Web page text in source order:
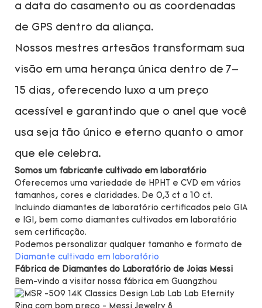
a data do casamento ou as coordenadas
de GPS dentro da aliança.
Nossos mestres artesãos transformam sua
visão em uma herança única dentro de 7–
15 dias, oferecendo luxo a um preço
acessível e garantindo que o anel que você
usa seja tão único e eterno quanto o amor
que ele celebra.
Somos um fabricante cultivado em laboratório
Oferecemos uma variedade de HPHT e CVD em vários
tamanhos, cores e claridades. De 0,3 ct a 10 ct.
Incluindo diamantes de laboratório certificados pelo GIA
e IGI, bem como diamantes cultivados em laboratório
sem certificação.
Podemos personalizar qualquer tamanho e formato de
Diamante cultivado em laboratório
Fábrica de Diamantes do Laboratório de Joias Messi
Bem-vindo a visitar nossa fábrica em Guangzhou